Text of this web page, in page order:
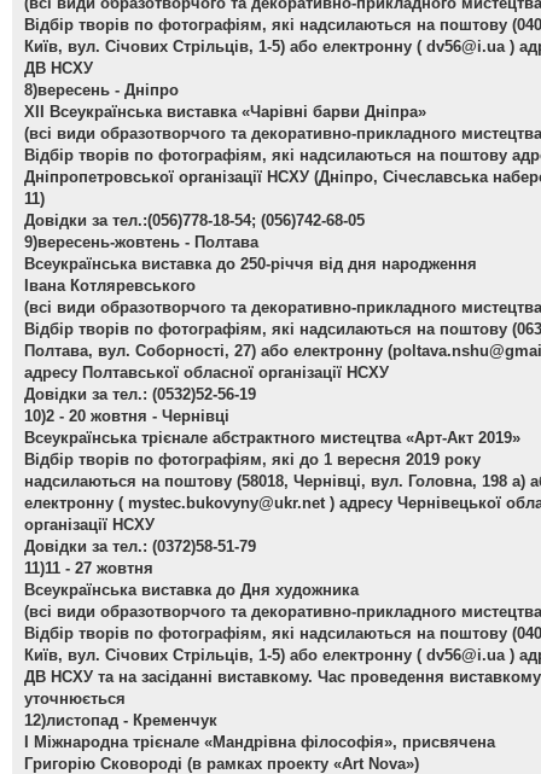
Відбір творів по фотографіям, які надсилаються на поштову
Київ, вул. Січових Стрільців, 1-5) або електронну ( dv56@i.ua )
ДВ НСХУ
8)вересень - Дніпро
ХІІ Всеукраїнська виставка «Чарівні барви Дніпра»
(всі види образотворчого та декоративно-прикладного
Відбір творів по фотографіям, які надсилаються на поштову
Дніпропетровської організації НСХУ (Дніпро, Січеславська
11)
Довідки за тел.:(056)778-18-54; (056)742-68-05
9)вересень-жовтень - Полтава
Всеукраїнська виставка до 250-річчя від дня народження
Івана Котляревського
(всі види образотворчого та декоративно-прикладного
Відбір творів по фотографіям, які надсилаються на поштову
Полтава, вул. Соборності, 27) або електронну (
адресу Полтавської обласної організації НСХУ
Довідки за тел.: (0532)52-56-19
10)2 - 20 жовтня - Чернівці
Всеукраїнська трієнале абстрактного мистецтва «Арт-Акт 2019»
Відбір творів по фотографіям, які до 1 вересня 2019 року
надсилаються на поштову (58018, Чернівці, вул. Головна, 198 а)
електронну ( mystec.bukovyny@ukr.net ) адресу Чернівецької
організації НСХУ
Довідки за тел.: (0372)58-51-79
11)11 - 27 жовтня
Всеукраїнська виставка до Дня художника
(всі види образотворчого та декоративно-прикладного
Відбір творів по фотографіям, які надсилаються на поштову
Київ, вул. Січових Стрільців, 1-5) або електронну ( dv56@i.ua )
ДВ НСХУ та на засіданні виставкому. Час проведення виставкому
уточнюється
12)листопад - Кременчук
І Міжнародна трієнале «Мандрівна філософія», присвячена
Григорію Сковороді (в рамках проекту «Art Nova»)